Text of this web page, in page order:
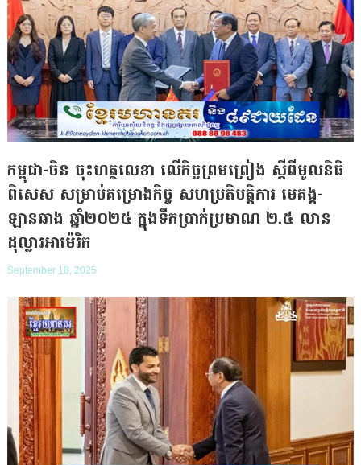
កម្ពុជា-ចិន ចុះហត្ថលេខា លើកិច្ចព្រមព្រៀង ស្តីពីមូលនិធិ
ពិសេស សម្រាប់គម្រោងកិច្ច សហប្រតិបត្តិការ មេគង្គ-
ឡានឆាង ឆ្នាំ២០២៥ ក្នុងទឹកប្រាក់ប្រមាណ ២.៥ លាន
ដុល្លារអាម៉េរិក
September 18, 2025